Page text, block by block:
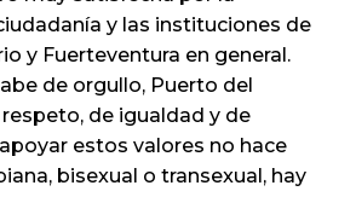
y las instituciones de
y Fuerteventura en general.
de orgullo, Puerto del
de igualdad y de
estos valores no hace
bisexual o transexual, hay